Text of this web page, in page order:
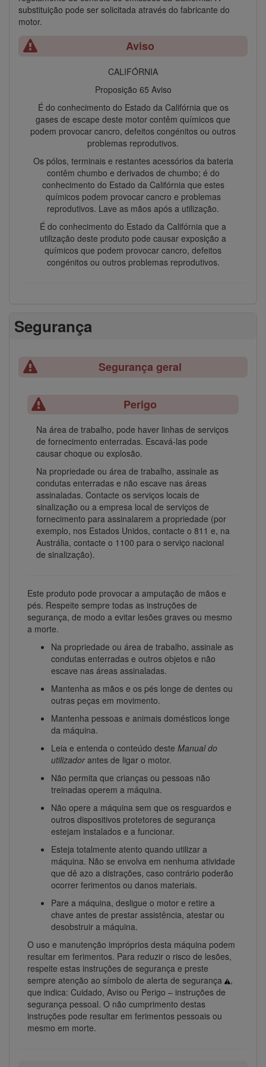
substituição pode ser solicitada através do fabricante do
motor.
Aviso
CALIFÓRNIA
Proposição 65 Aviso
É do conhecimento do Estado da Califórnia que os
gases de escape deste motor contêm químicos que
podem provocar cancro, defeitos congénitos ou outros
problemas reprodutivos.
Os pólos, terminais e restantes acessórios da bateria
contêm chumbo e derivados de chumbo; é do
conhecimento do Estado da Califórnia que estes
químicos podem provocar cancro e problemas
reprodutivos. Lave as mãos após a utilização.
É do conhecimento do Estado da Califórnia que a
utilização deste produto pode causar exposição a
químicos que podem provocar cancro, defeitos
congénitos ou outros problemas reprodutivos.
Segurança
Segurança geral
Perigo
Na área de trabalho, pode haver linhas de serviços
de fornecimento enterradas. Escavá-las pode
causar choque ou explosão.
Na propriedade ou área de trabalho, assinale as
condutas enterradas e não escave nas áreas
assinaladas. Contacte os serviços locais de
sinalização ou a empresa local de serviços de
fornecimento para assinalarem a propriedade (por
exemplo, nos Estados Unidos, contacte o 811 e, na
Austrália, contacte o 1100 para o serviço nacional
de sinalização).
Este produto pode provocar a amputação de mãos e
pés. Respeite sempre todas as instruções de
segurança, de modo a evitar lesões graves ou mesmo
a morte.
Na propriedade ou área de trabalho, assinale as
condutas enterradas e outros objetos e não
escave nas áreas assinaladas.
Mantenha as mãos e os pés longe de dentes ou
outras peças em movimento.
Mantenha pessoas e animais domésticos longe
da máquina.
Leia e entenda o conteúdo deste Manual do
utilizadorantes de ligar o motor.
Não permita que crianças ou pessoas não
treinadas operem a máquina.
Não opere a máquina sem que os resguardos e
outros dispositivos protetores de segurança
estejam instalados e a funcionar.
Esteja totalmente atento quando utilizar a
máquina. Não se envolva em nenhuma atividade
que dê azo a distrações, caso contrário poderão
ocorrer ferimentos ou danos materiais.
Pare a máquina, desligue o motor e retire a
chave antes de prestar assistência, atestar ou
desobstruir a máquina.
O uso e manutenção impróprios desta máquina podem
resultar em ferimentos. Para reduzir o risco de lesões,
respeite estas instruções de segurança e preste
sempre atenção ao símbolo de alerta de segurança
,
que indica: Cuidado, Aviso ou Perigo – instruções de
segurança pessoal. O não cumprimento destas
instruções pode resultar em ferimentos pessoais ou
mesmo em morte.